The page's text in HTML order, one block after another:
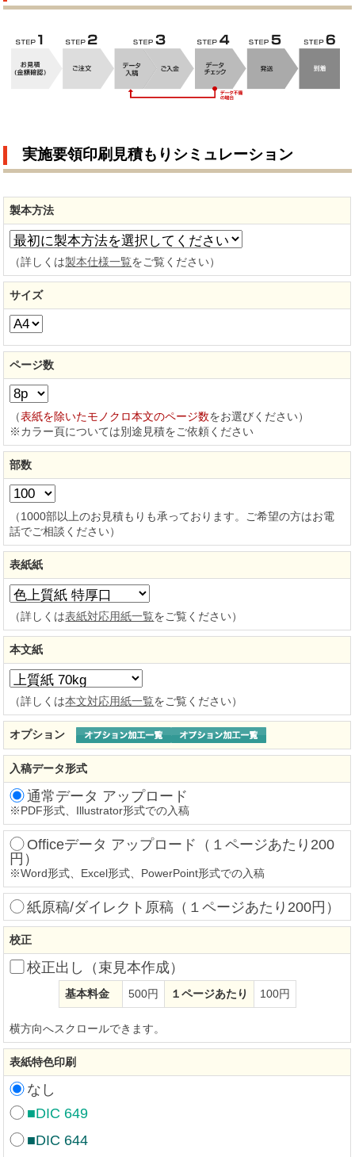
実施要領印刷見積もりシミュレーション
製本方法
（詳しくは製本仕様一覧をご覧ください）
サイズ
ページ数
（表紙を除いたモノクロ本文のページ数をお選びください）
※カラー頁については別途見積をご依頼ください
部数
（1000部以上のお見積もりも承っております。ご希望の方はお電
話でご相談ください）
表紙紙
（詳しくは表紙対応用紙一覧をご覧ください）
本文紙
（詳しくは本文対応用紙一覧をご覧ください）
オプション
入稿データ形式
通常データ アップロード
※PDF形式、Illustrator形式での入稿
Officeデータ アップロード（１ページあたり200
円）
※Word形式、Excel形式、PowerPoint形式での入稿
紙原稿/ダイレクト原稿（１ページあたり200円）
校正
校正出し（束見本作成）
基本料金 500円 １ページあたり 100円
横方向へスクロールできます。
表紙特色印刷
なし
■DIC 649
■DIC 644